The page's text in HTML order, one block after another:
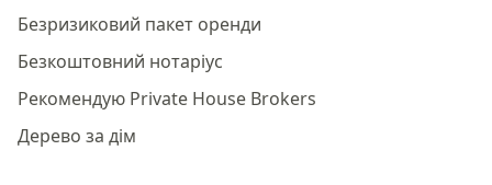
Безризиковий пакет оренди
Безкоштовний нотаріус
Рекомендую Private House Brokers
Дерево за дім